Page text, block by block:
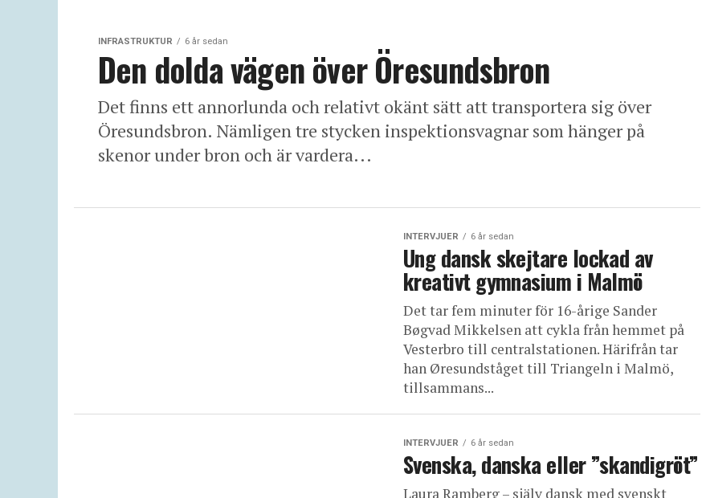
INFRASTRUKTUR 6 år sedan
Den dolda vägen över Öresundsbron
Det finns ett annorlunda och relativt okänt sätt att transportera sig över
Öresundsbron. Nämligen tre stycken inspektionsvagnar som hänger på
skenor under bron och är vardera...
INTERVJUER 6 år sedan
Ung dansk skejtare lockad av
kreativt gymnasium i Malmö
Det tar fem minuter för 16-årige Sander
Bøgvad Mikkelsen att cykla från hemmet på
Vesterbro till centralstationen. Härifrån tar
han Øresundståget till Triangeln i Malmö,
tillsammans...
INTERVJUER 6 år sedan
Svenska, danska eller ”skandigröt”
Laura Ramberg – själv dansk med svenskt